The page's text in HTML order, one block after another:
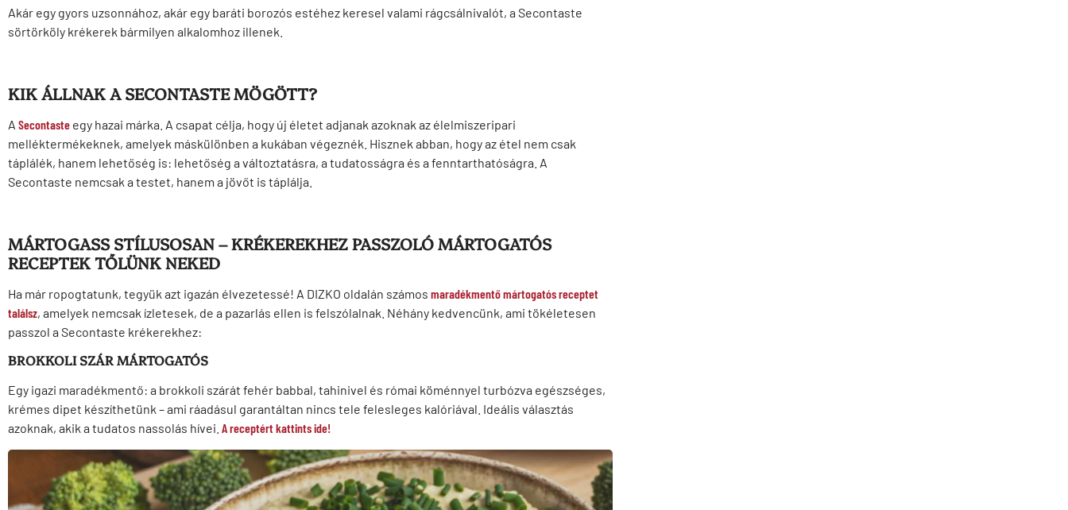
Akár egy gyors uzsonnához, akár egy baráti borozós estéhez keresel valami rágcsálnivalót, a Secontaste
sörtörköly krékerek bármilyen alkalomhoz illenek.
KIK ÁLLNAK A SECONTASTE MÖGÖTT?
A Secontaste egy hazai márka. A csapat célja, hogy új életet adjanak azoknak az élelmiszeripari
melléktermékeknek, amelyek máskülönben a kukában végeznék. Hisznek abban, hogy az étel nem csak
táplálék, hanem lehetőség is: lehetőség a változtatásra, a tudatosságra és a fenntarthatóságra. A
Secontaste nemcsak a testet, hanem a jövőt is táplálja.
MÁRTOGASS STÍLUSOSAN – KRÉKEREKHEZ PASSZOLÓ MÁRTOGATÓS
RECEPTEK TŐLÜNK NEKED
Ha már ropogtatunk, tegyük azt igazán élvezetessé! A DIZKO oldalán számos maradékmentő mártogatós receptet
találsz, amelyek nemcsak ízletesek, de a pazarlás ellen is felszólalnak. Néhány kedvencünk, ami tökéletesen
passzol a Secontaste krékerekhez:
BROKKOLI SZÁR MÁRTOGATÓS
Egy igazi maradékmentő: a brokkoli szárát fehér babbal, tahinivel és római köménnyel turbózva egészséges,
krémes dipet készíthetünk – ami ráadásul garantáltan nincs tele felesleges kalóriával. Ideális választás
azoknak, akik a tudatos nassolás hívei. A receptért kattints ide!